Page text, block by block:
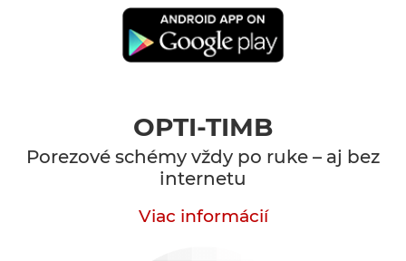
OPTI-TIMB
Porezové schémy vždy po ruke – aj bez
internetu
Viac informácií